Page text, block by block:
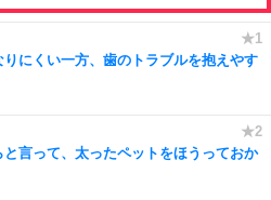
りにくい一方、歯のトラブルを抱えやす
と言って、太ったペットをほうっておか